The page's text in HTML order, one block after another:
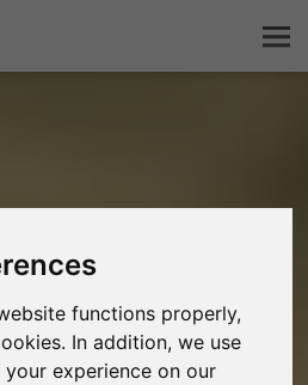
functions properly,
In addition, we use
experience on our
Scopri la ricerca
FAQ